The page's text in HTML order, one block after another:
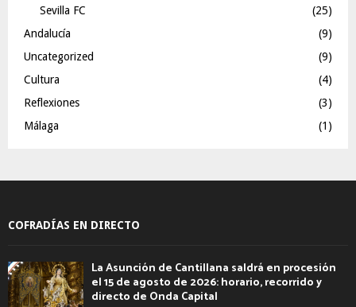
Sevilla FC
(25)
Andalucía
(9)
Uncategorized
(9)
Cultura
(4)
Reflexiones
(3)
Málaga
(1)
COFRADÍAS EN DIRECTO
La Asunción de Cantillana saldrá en procesión
el 15 de agosto de 2026: horario, recorrido y
directo de Onda Capital